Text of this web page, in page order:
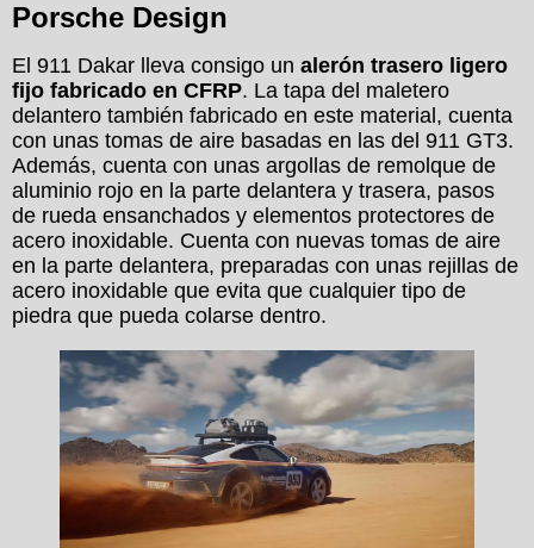
Porsche Design
El 911 Dakar lleva consigo un alerón trasero ligero
fijo fabricado en CFRP. La tapa del maletero
delantero también fabricado en este material, cuenta
con unas tomas de aire basadas en las del 911 GT3.
Además, cuenta con unas argollas de remolque de
aluminio rojo en la parte delantera y trasera, pasos
de rueda ensanchados y elementos protectores de
acero inoxidable. Cuenta con nuevas tomas de aire
en la parte delantera, preparadas con unas rejillas de
acero inoxidable que evita que cualquier tipo de
piedra que pueda colarse dentro.